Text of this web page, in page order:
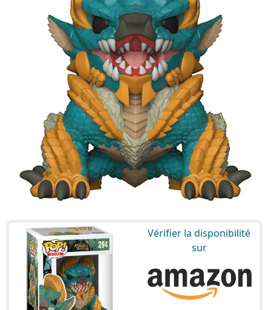
Vérifier la disponibilité
sur